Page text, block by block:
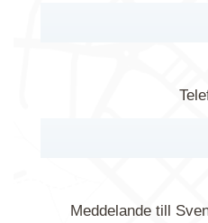
Meddelande till